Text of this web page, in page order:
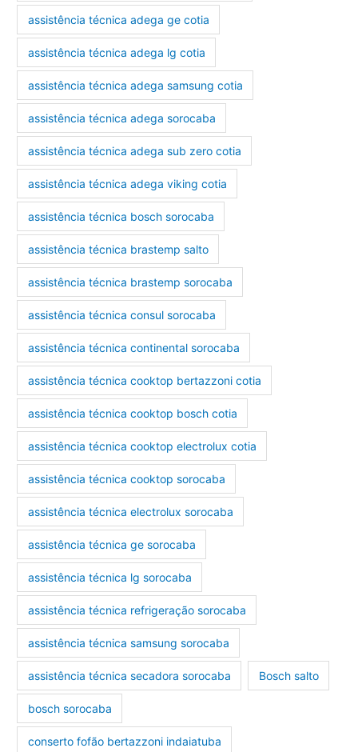
assistência técnica adega ge cotia
assistência técnica adega lg cotia
assistência técnica adega samsung cotia
assistência técnica adega sorocaba
assistência técnica adega sub zero cotia
assistência técnica adega viking cotia
assistência técnica bosch sorocaba
assistência técnica brastemp salto
assistência técnica brastemp sorocaba
assistência técnica consul sorocaba
assistência técnica continental sorocaba
assistência técnica cooktop bertazzoni cotia
assistência técnica cooktop bosch cotia
assistência técnica cooktop electrolux cotia
assistência técnica cooktop sorocaba
assistência técnica electrolux sorocaba
assistência técnica ge sorocaba
assistência técnica lg sorocaba
assistência técnica refrigeração sorocaba
assistência técnica samsung sorocaba
assistência técnica secadora sorocaba Bosch salto
bosch sorocaba
conserto fofão bertazzoni indaiatuba